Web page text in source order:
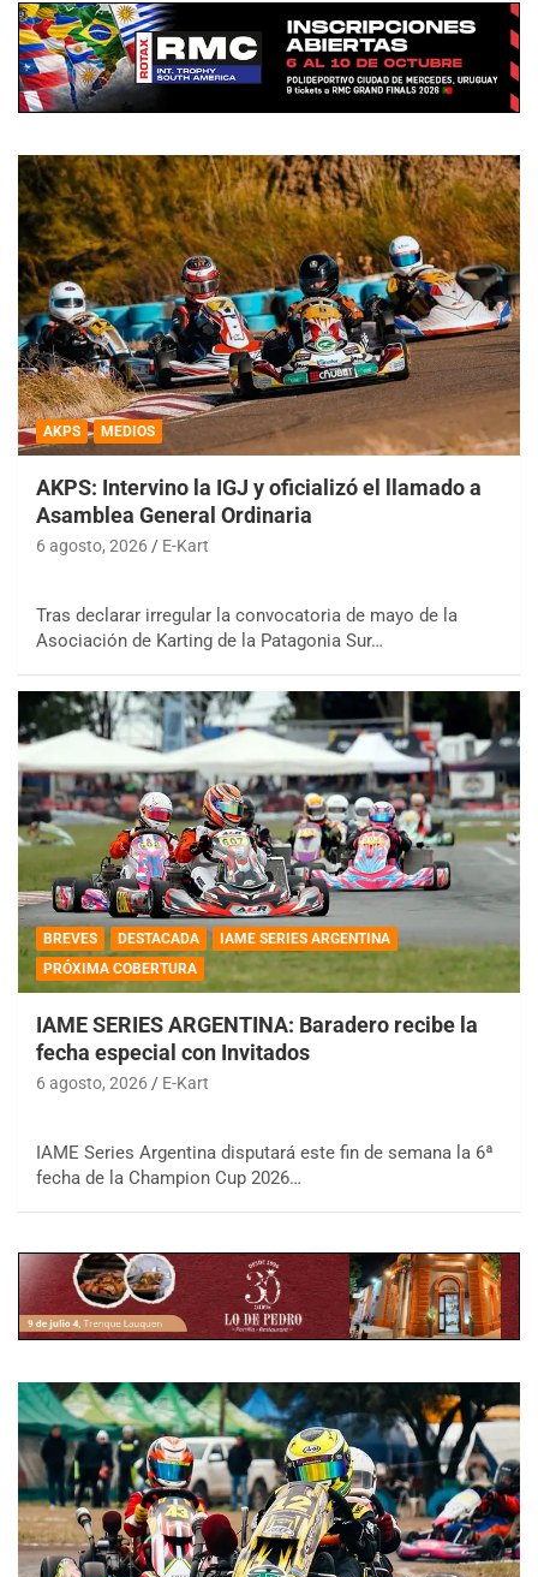
AKPS MEDIOS
AKPS: Intervino la IGJ y oficializó el llamado a
Asamblea General Ordinaria
6 agosto, 2026 E-Kart
Tras declarar irregular la convocatoria de mayo de la
Asociación de Karting de la Patagonia Sur…
BREVES DESTACADA
IAME SERIES ARGENTINA
PRÓXIMA COBERTURA
IAME SERIES ARGENTINA: Baradero recibe la
fecha especial con Invitados
6 agosto, 2026 E-Kart
IAME Series Argentina disputará este fin de semana la 6ª
fecha de la Champion Cup 2026…